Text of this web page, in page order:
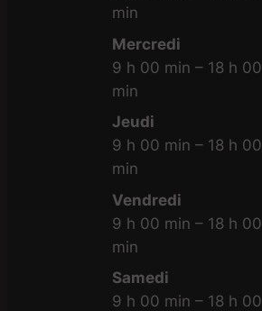
min
Mercredi
9 h 00 min – 18 h 00
min
Jeudi
9 h 00 min – 18 h 00
min
Vendredi
9 h 00 min – 18 h 00
min
Samedi
9 h 00 min – 18 h 00